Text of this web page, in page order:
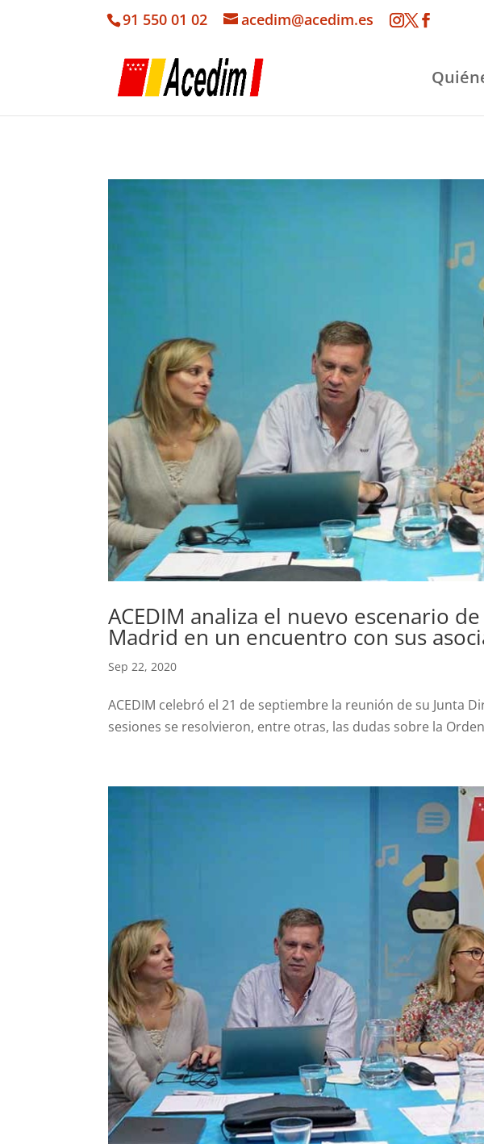
91 550 01 02 acedim@acedim.es
ACEDIM analiza el nuevo escenario
Madrid en un encuentro con sus
Sep 22, 2020
ACEDIM celebró el 21 de septiembre la reunión de su Junta
sesiones se resolvieron, entre otras, las dudas sobre la